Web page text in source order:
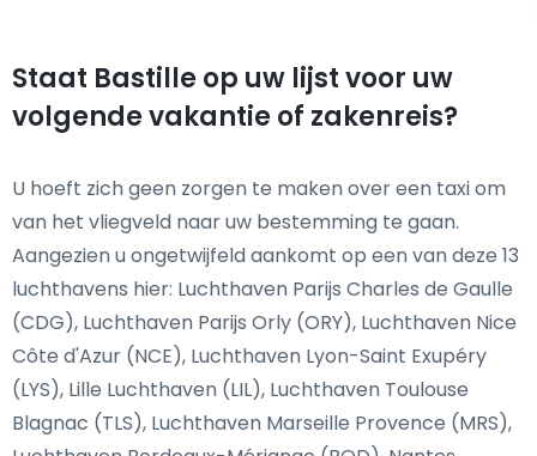
Staat Bastille op uw lijst voor uw
volgende vakantie of zakenreis?
U hoeft zich geen zorgen te maken over een taxi om
van het vliegveld naar uw bestemming te gaan.
Aangezien u ongetwijfeld aankomt op een van deze 13
luchthavens hier: Luchthaven Parijs Charles de Gaulle
(CDG), Luchthaven Parijs Orly (ORY), Luchthaven Nice
Côte d'Azur (NCE), Luchthaven Lyon-Saint Exupéry
(LYS), Lille Luchthaven (LIL), Luchthaven Toulouse
Blagnac (TLS), Luchthaven Marseille Provence (MRS),